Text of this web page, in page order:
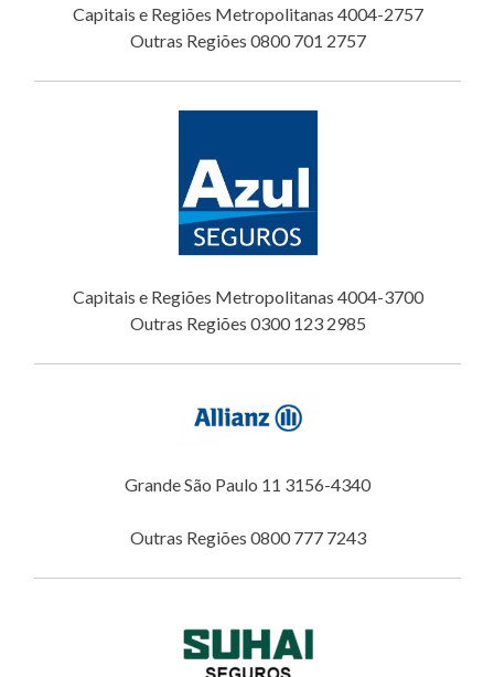
Capitais e Regiões Metropolitanas 4004-2757
Outras Regiões 0800 701 2757
Capitais e Regiões Metropolitanas 4004-3700
Outras Regiões 0300 123 2985
Grande São Paulo 11 3156-4340
Outras Regiões 0800 777 7243